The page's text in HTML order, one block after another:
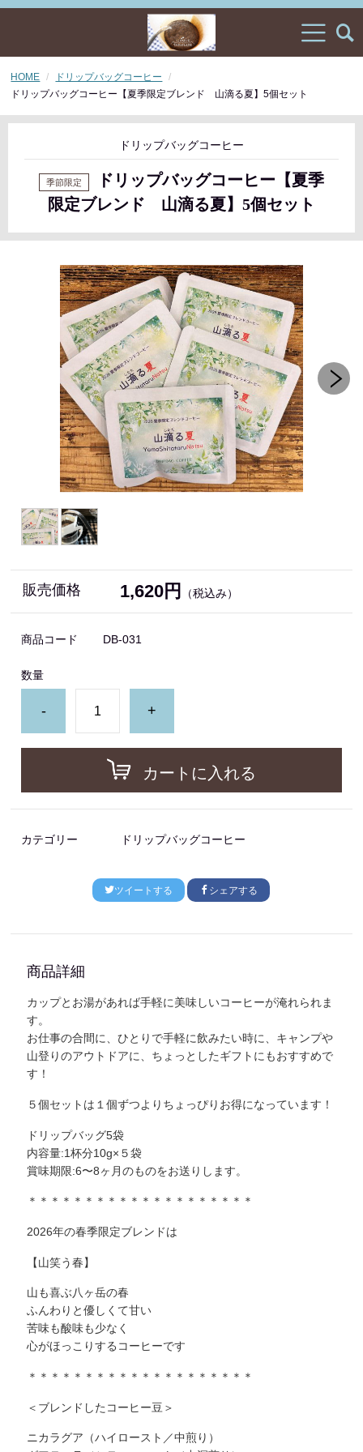
HOME
ドリップバッグコーヒー
ドリップバッグコーヒー【夏季限定ブレンド 山滴る夏】5個セット
ドリップバッグコーヒー
ドリップバッグコーヒー【夏季
限定ブレンド 山滴る夏】5個セット
販売価格 1,620円 （税込み）
商品コード DB-031
数量
- +
カートに入れる
カテゴリー ドリップバッグコーヒー
ツイートする シェアする
商品詳細
カップとお湯があれば手軽に美味しいコーヒーが淹れられま
す。
お仕事の合間に、ひとりで手軽に飲みたい時に、キャンプや
山登りのアウトドアに、ちょっとしたギフトにもおすすめで
す！
５個セットは１個ずつよりちょっぴりお得になっています！
ドリップバッグ5袋
内容量:1杯分10g×５袋
賞味期限:6〜8ヶ月のものをお送りします。
＊＊＊＊＊＊＊＊＊＊＊＊＊＊＊＊＊＊＊＊
2026年の春季限定ブレンドは
【山笑う春】
山も喜ぶ八ヶ岳の春
ふんわりと優しくて甘い
苦味も酸味も少なく
心がほっこりするコーヒーです
＊＊＊＊＊＊＊＊＊＊＊＊＊＊＊＊＊＊＊＊
＜ブレンドしたコーヒー豆＞
ニカラグア（ハイロースト／中煎り）